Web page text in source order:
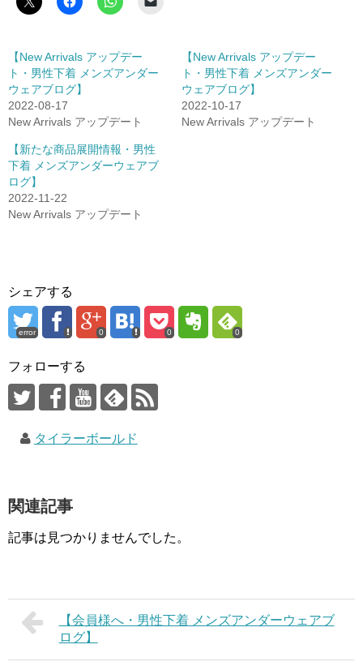
【New Arrivals アップデー
ト・男性下着 メンズアンダー
ウェアブログ】
2022-08-17
New Arrivals アップデート
【New Arrivals アップデー
ト・男性下着 メンズアンダー
ウェアブログ】
2022-10-17
New Arrivals アップデート
【新たな商品展開情報・男性
下着 メンズアンダーウェアブ
ログ】
2022-11-22
New Arrivals アップデート
シェアする
error 0 0 0
フォローする
タイラーボールド
関連記事
記事は見つかりませんでした。
【会員様へ・男性下着 メンズアンダーウェアブ
ログ】